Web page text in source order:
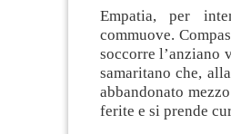
Empatia, per
commuove.
soccorre l’anziano
samaritano che,
abbandonato
ferite e si prende